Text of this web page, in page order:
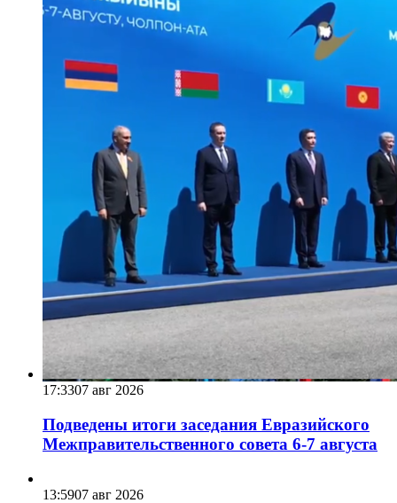
17:3307 авг 2026
Подведены итоги заседания Евразийского
Межправительственного совета 6-7 августа
13:5907 авг 2026